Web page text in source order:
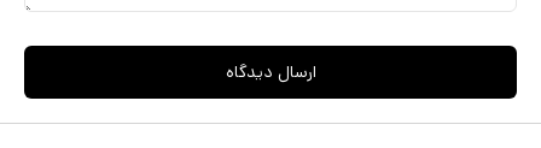
ارسال دیدگاه